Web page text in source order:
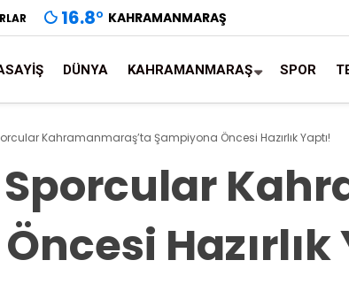
16.8° KAHRAMANMARAŞ
DÜNYA KAHRAMANMARAŞ SPOR
Kahramanmaraş’ta Şampiyona Öncesi Hazırlık Yaptı!
Hazırlık